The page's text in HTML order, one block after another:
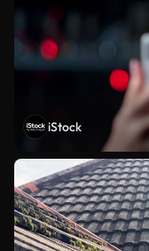
iStock